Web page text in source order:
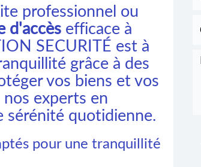
professionnel ou
d'accès efficace à
SECURITÉ est à
grâce à des
vos biens et vos
experts en
sérénité quotidienne.
pour une tranquillité